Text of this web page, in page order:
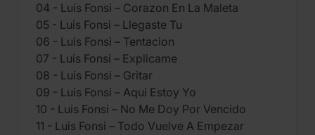
04 - Luis Fonsi – Corazon En La Maleta
05 - Luis Fonsi – Llegaste Tu
06 - Luis Fonsi – Tentacion
07 - Luis Fonsi – Explicame
08 - Luis Fonsi – Gritar
09 - Luis Fonsi – Aqui Estoy Yo
10 - Luis Fonsi – No Me Doy Por Vencido
11 - Luis Fonsi – Todo Vuelve A Empezar